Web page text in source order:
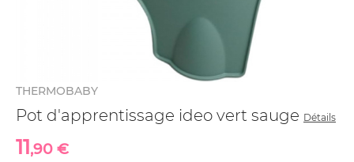
THERMOBABY
Pot d'apprentissage ideo vert sauge Détails
11,90 €